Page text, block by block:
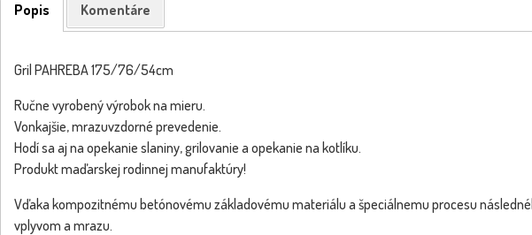
NOVINKA
BOMBA
-39%
BOMBA
lavicami (Antraci...
Popis Komentáre
Gril PAHREBA 175/76/54cm
Ručne vyrobený výrobok na mieru.
Vonkajšie, mrazuvzdorné prevedenie.
Hodí sa aj na opekanie slaniny, grilovanie a opekanie na kotlíku.
Produkt maďarskej rodinnej manufaktúry!
Vďaka kompozitnému betónovému základovému materiálu a špeciálnemu procesu
vplyvom a mrazu.